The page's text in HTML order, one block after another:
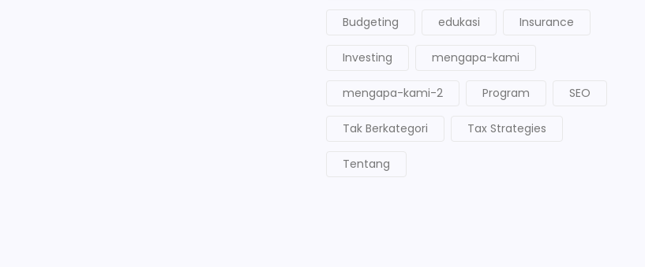
Budgeting edukasi Insurance
Investing mengapa-kami
mengapa-kami-2 Program SEO
Tak Berkategori Tax Strategies
Tentang